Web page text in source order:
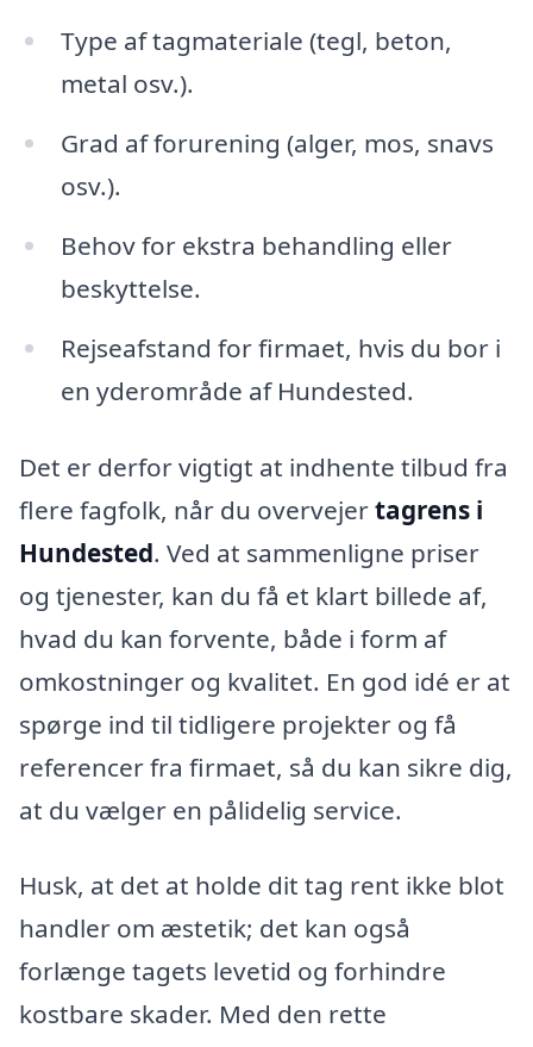
Type af tagmateriale (tegl, beton,
metal osv.).
Grad af forurening (alger, mos, snavs
osv.).
Behov for ekstra behandling eller
beskyttelse.
Rejseafstand for firmaet, hvis du bor i
en yderområde af Hundested.
Det er derfor vigtigt at indhente tilbud fra
flere fagfolk, når du overvejertagrens i
Hundested. Ved at sammenligne priser
og tjenester, kan du få et klart billede af,
hvad du kan forvente, både i form af
omkostninger og kvalitet. En god idé er at
spørge ind til tidligere projekter og få
referencer fra firmaet, så du kan sikre dig,
at du vælger en pålidelig service.
Husk, at det at holde dit tag rent ikke blot
handler om æstetik; det kan også
forlænge tagets levetid og forhindre
kostbare skader. Med den rette